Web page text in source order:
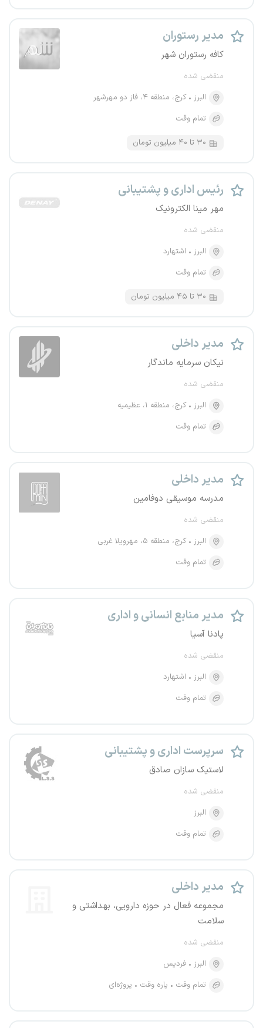
مدیر رستوران
کافه رستوران شهر
منقضی شده
البرز
کرج، منطقه ۴، فاز دو مهرشهر
تمام وقت
۳۰ تا ۴۰ میلیون تومان
رئیس اداری و پشتیبانی
مهر مینا الکترونیک
منقضی شده
البرز
اشتهارد
تمام وقت
۳۰ تا ۴۵ میلیون تومان
مدیر داخلی
نیکان سرمایه ماندگار
منقضی شده
البرز
کرج، منطقه ۱، عظیمیه
تمام وقت
مدیر داخلی
مدرسه موسیقی دوفامین
منقضی شده
البرز
کرج، منطقه ۵، مهرویلا غربی
تمام وقت
مدیر منابع انسانی و اداری
پادنا آسیا
منقضی شده
البرز
اشتهارد
تمام وقت
سرپرست اداری و پشتیبانی
لاستیک سازان صادق
منقضی شده
البرز
تمام وقت
مدیر داخلی
مجموعه فعال در حوزه دارویی، بهداشتی و
سلامت
منقضی شده
البرز
فردیس
تمام وقت
پاره وقت پروژه‌ای